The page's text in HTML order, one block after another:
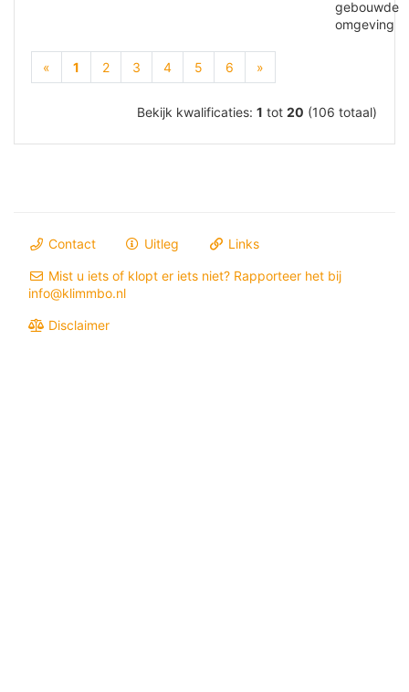
gebouwde
omgeving
« 1 (current)
2 3 4 5 6 »
Bekijk kwalificaties: 1 tot 20 (106 totaal)
Contact Uitleg Links
Mist u iets of klopt er iets niet? Rapporteer het bij
info@klimmbo.nl
Disclaimer